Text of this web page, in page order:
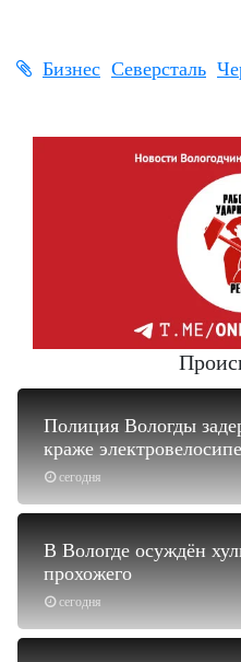
Бизнес Северсталь
сегодня
Полиция Вологды
краже
сегодня
В Вологде осуждён
прохожего